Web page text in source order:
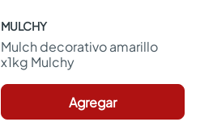
MULCHY
Mulch decorativo amarillo
x1kg Mulchy
Agregar